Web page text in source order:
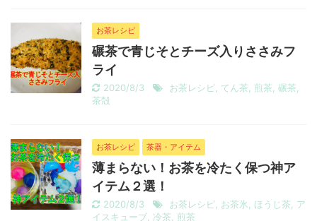
お茶レシピ
碾茶で青じそとチーズ入りささみフ
ライ
2020/8/3 お茶レシピ てん茶 煎茶 碾茶
茶殻
お茶レシピ 茶器・アイテム
薄まらない！お茶を冷たく保つ神ア
イテム２選！
2020/8/3 お茶レシピ お茶氷 ほうじ茶
ア
イスキューブ 冷茶 煎茶